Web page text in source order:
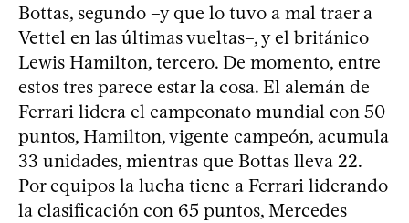
Bottas, segundo –y que lo tuvo a mal traer a
Vettel en las últimas vueltas–, y el británico
Lewis Hamilton, tercero. De momento, entre
estos tres parece estar la cosa. El alemán de
Ferrari lidera el campeonato mundial con 50
puntos, Hamilton, vigente campeón, acumula
33 unidades, mientras que Bottas lleva 22.
Por equipos la lucha tiene a Ferrari liderando
la clasificación con 65 puntos, Mercedes